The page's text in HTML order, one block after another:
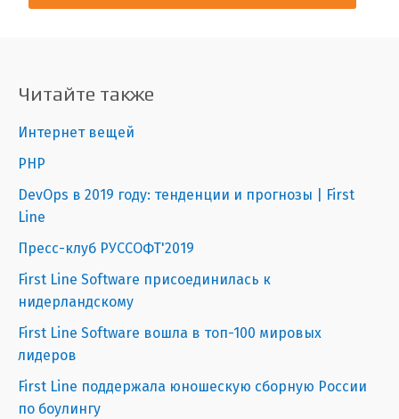
Читайте также
Интернет вещей
PHP
DevOps в 2019 году: тенденции и прогнозы | First
Line
Пресс-клуб РУССОФТ'2019
First Line Software присоединилась к
нидерландскому
First Line Software вошла в топ-100 мировых
лидеров
First Line поддержала юношескую сборную России
по боулингу